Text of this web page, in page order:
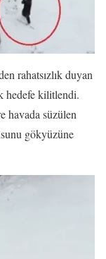
rahatsızlık duyan
hedefe kilitlendi.
havada süzülen
gökyüzüne